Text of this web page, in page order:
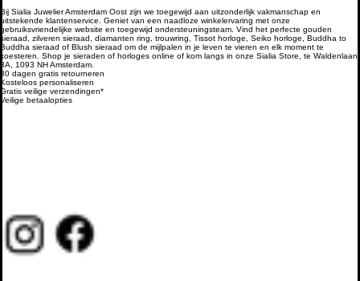
Bij Sialia Juwelier Amsterdam Oost zijn we toegewijd aan uitzonderlijk vakmanschap en
uitstekende klantenservice. Geniet van een naadloze winkelervaring met onze
gebruiksvriendelijke website en toegewijd ondersteuningsteam. Vind het perfecte gouden
sieraad, zilveren sieraad, diamanten ring, trouwring, Tissot horloge, Seiko horloge, Buddha to
Buddha sieraad of Blush sieraad om de mijlpalen in je leven te vieren en elk moment te
koesteren. Shop je sieraden of horloges online of kom langs in onze Sialia Store, te Waldenlaan
8A, 1093 NH Amsterdam.
30 dagen gratis retourneren
Kosteloos personaliseren
Gratis veilige verzendingen*
Veilige betaalopties